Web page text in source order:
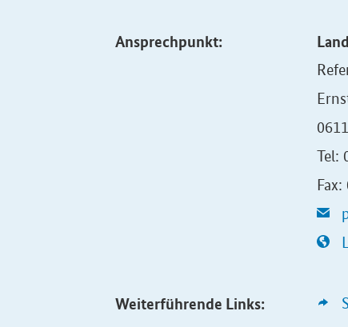
Ansprechpunkt:
Tel:
Weiterführende Links: